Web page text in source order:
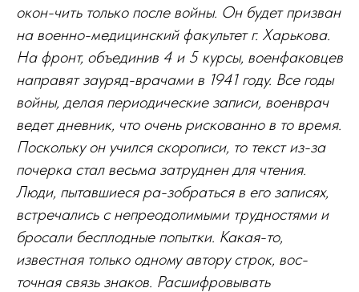
окон-чить только после войны. Он будет призван
на военно-медицинский факультет г. Харькова.
На фронт, объединив 4 и 5 курсы, военфаковцев
направят зауряд-врачами в 1941 году. Все годы
войны, делая периодические записи, военврач
ведет дневник, что очень рискованно в то время.
Поскольку он учился скорописи, то текст из-за
почерка стал весьма затруднен для чтения.
Люди, пытавшиеся ра-зобраться в его записях,
встречались с непреодолимыми трудностями и
бросали бесплодные попытки. Какая-то,
известная только одному автору строк, вос-
точная связь знаков. Расшифровывать